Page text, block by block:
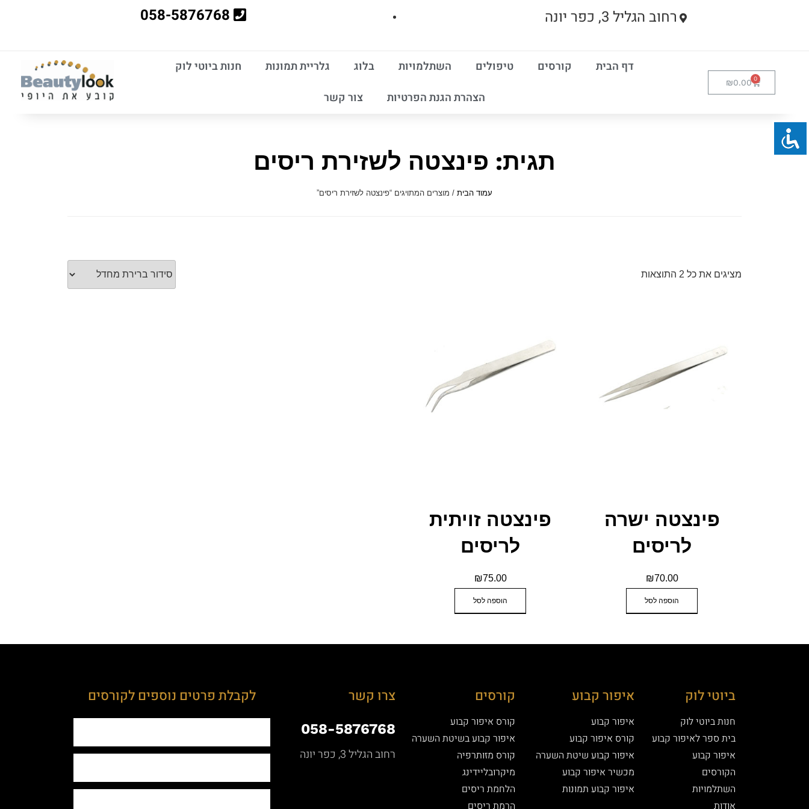
רחוב הגליל 3, כפר יונה 058-5876768
₪0.00
דף הבית קורסים טיפולים השתלמויות בלוג גלריית תמונות
חנות ביוטי לוק
הצהרת הגנת הפרטיות
צור קשר
תגית: פינצטה לשזירת ריסים
עמוד הבית / מוצרים המתויגים “פינצטה לשזירת ריסים”
מציגים את כל ⁦2⁩ התוצאות
פינצטה ישרה
לריסים
₪70.00
הוספה לסל
פינצטה זויתית
לריסים
₪75.00
הוספה לסל
ביוטי לוק
חנות ביוטי לוק
בית ספר לאיפור קבוע
איפור קבוע
הקורסים
השתלמויות
אודות
איפור קבוע
איפור קבוע
קורס איפור קבוע
איפור קבוע שיטת השערה
מכשיר איפור קבוע
איפור קבוע תמונות
קורסים
קורס איפור קבוע
איפור קבוע בשיטת השערה
קורס מזותרפיה
מיקרובליידינג
הלחמת ריסים
הרמת ריסים
צרו קשר
058-5876768
רחוב הגליל 3, כפר יונה
לקבלת פרטים נוספים לקורסים